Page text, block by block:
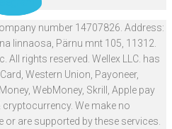
number 14707826. Address:
linnaosa, Pärnu mnt 105, 11312.
All rights reserved. Wellex LLC. has
Western Union, Payoneer,
WebMoney, Skrill, Apple pay
We make no
or are supported by these services.